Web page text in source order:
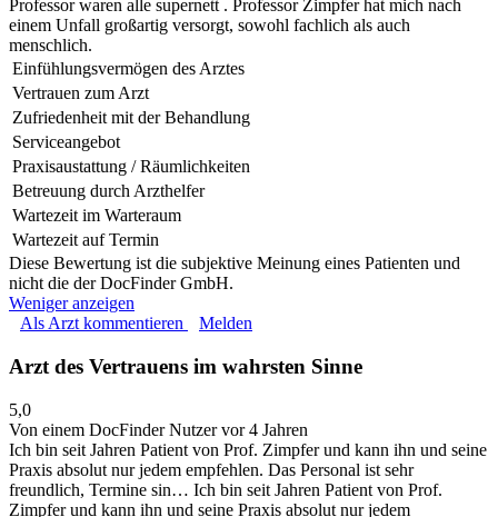
Professor waren alle supernett . Professor Zimpfer hat mich nach
einem Unfall großartig versorgt, sowohl fachlich als auch
menschlich.
Einfühlungsvermögen des Arztes
Vertrauen zum Arzt
Zufriedenheit mit der Behandlung
Serviceangebot
Praxisaustattung / Räumlichkeiten
Betreuung durch Arzthelfer
Wartezeit im Warteraum
Wartezeit auf Termin
Diese Bewertung ist die subjektive Meinung eines Patienten und
nicht die der DocFinder GmbH.
Weniger anzeigen
Als Arzt kommentieren
Melden
Arzt des Vertrauens im wahrsten Sinne
5,0
Von einem DocFinder Nutzervor 4 Jahren
Ich bin seit Jahren Patient von Prof. Zimpfer und kann ihn und seine
Praxis absolut nur jedem empfehlen. Das Personal ist sehr
freundlich, Termine sin… Ich bin seit Jahren Patient von Prof.
Zimpfer und kann ihn und seine Praxis absolut nur jedem